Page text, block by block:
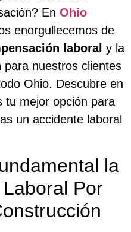
En Ohio
enorgullecemos de
laboral y la
para nuestros clientes
Ohio. Descubre en
tu mejor opción para
un accidente laboral
la
Por